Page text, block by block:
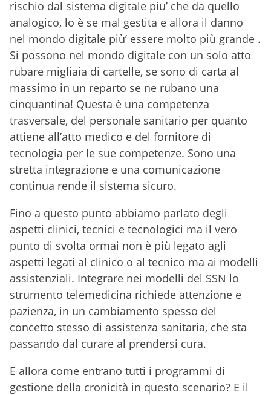
rischio dal sistema digitale piu’ che da quello
analogico, lo è se mal gestita e allora il danno
nel mondo digitale più’ essere molto più grande .
Si possono nel mondo digitale con un solo atto
rubare migliaia di cartelle, se sono di carta al
massimo in un reparto se ne rubano una
cinquantina! Questa è una competenza
trasversale, del personale sanitario per quanto
attiene all’atto medico e del fornitore di
tecnologia per le sue competenze. Sono una
stretta integrazione e una comunicazione
continua rende il sistema sicuro.
Fino a questo punto abbiamo parlato degli
aspetti clinici, tecnici e tecnologici ma il vero
punto di svolta ormai non è più legato agli
aspetti legati al clinico o al tecnico ma ai modelli
assistenziali. Integrare nei modelli del SSN lo
strumento telemedicina richiede attenzione e
pazienza, in un cambiamento spesso del
concetto stesso di assistenza sanitaria, che sta
passando dal curare al prendersi cura.
E allora come entrano tutti i programmi di
gestione della cronicità in questo scenario? E il